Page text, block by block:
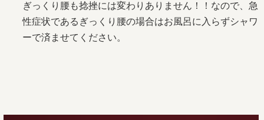
ぎっくり腰も捻挫には変わりありません！！なので、急
性症状であるぎっくり腰の場合はお風呂に入らずシャワ
ーで済ませてください。